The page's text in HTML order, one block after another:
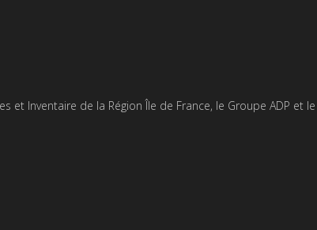
et Inventaire de la Région Île de France, le Groupe ADP et le